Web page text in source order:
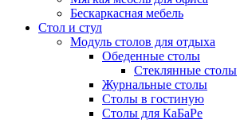
Бескаркасная мебель
Стол и стул
Модуль столов для отдыха
Обеденные столы
Стеклянные столы
Журнальные столы
Столы в гостиную
Столы для КаБаРе